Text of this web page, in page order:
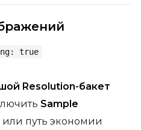
true
Resolution-бакет
Sample
или путь экономии